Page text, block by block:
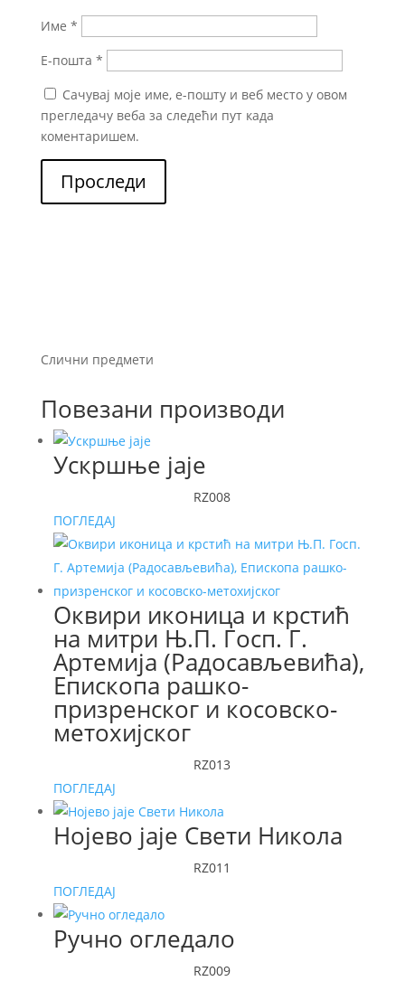
Име *
Е-пошта *
Сачувај моје име, е-пошту и веб место у овом
прегледачу веба за следећи пут када
коментаришем.
Проследи
Слични предмети
Повезани производи
Ускршње јаје
RZ008
ПОГЛЕДАЈ
Оквири иконица и крстић
на митри Њ.П. Госп. Г.
Артемија (Радосављевића),
Епископа рашко-
призренског и косовско-
метохијског
RZ013
ПОГЛЕДАЈ
Нојево јаје Свети Никола
RZ011
ПОГЛЕДАЈ
Ручно огледало
RZ009